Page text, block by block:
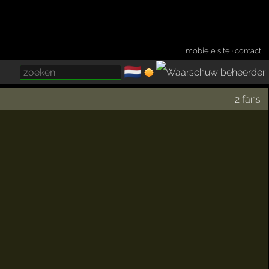
mobiele site ·contact
🇳🇱
2 fans